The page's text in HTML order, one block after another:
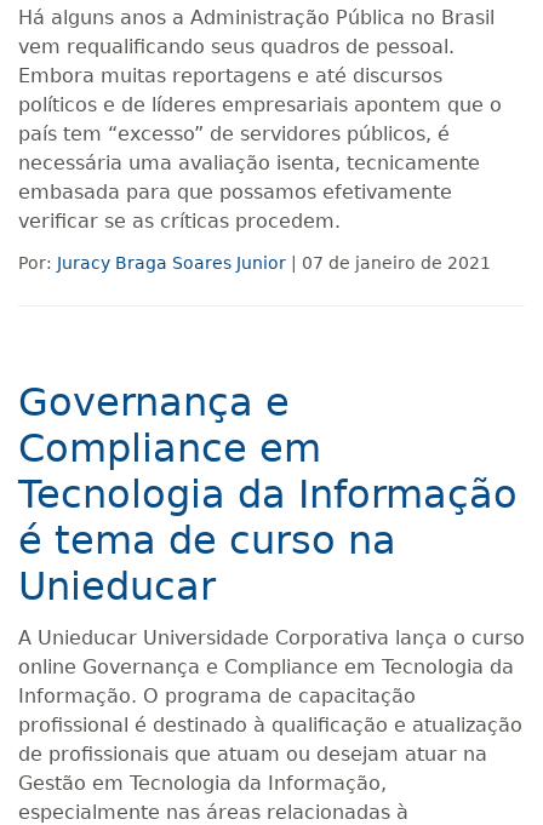
Há alguns anos a Administração Pública no Brasil
vem requalificando seus quadros de pessoal.
Embora muitas reportagens e até discursos
políticos e de líderes empresariais apontem que o
país tem “excesso” de servidores públicos, é
necessária uma avaliação isenta, tecnicamente
embasada para que possamos efetivamente
verificar se as críticas procedem.
Por: Juracy Braga Soares Junior | 07 de janeiro de 2021
Governança e
Compliance em
Tecnologia da Informação
é tema de curso na
Unieducar
A Unieducar Universidade Corporativa lança o curso
online Governança e Compliance em Tecnologia da
Informação. O programa de capacitação
profissional é destinado à qualificação e atualização
de profissionais que atuam ou desejam atuar na
Gestão em Tecnologia da Informação,
especialmente nas áreas relacionadas à